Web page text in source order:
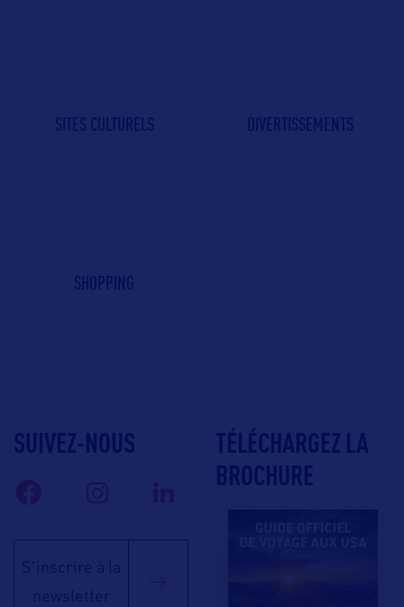
SITES CULTURELS DIVERTISSEMENTS
SHOPPING
SUIVEZ-NOUS
S'inscrire à la
newsletter
TÉLÉCHARGEZ LA
BROCHURE